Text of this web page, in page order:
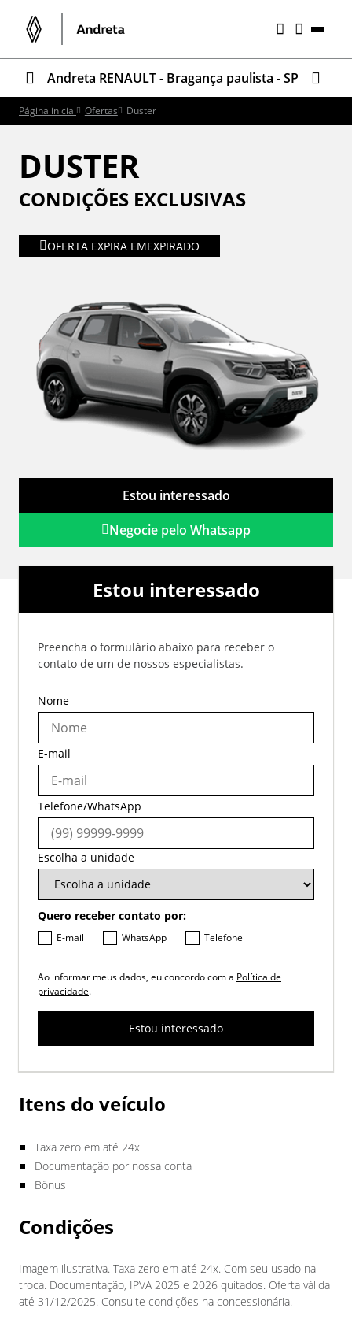
Andreta RENAULT - Bragança paulista - SP
Página inicial Ofertas Duster
DUSTER
CONDIÇÕES EXCLUSIVAS
OFERTA EXPIRA EMEXPIRADO
Estou interessado
Negocie pelo Whatsapp
Estou interessado
Preencha o formulário abaixo para receber o
contato de um de nossos especialistas.
Nome
E-mail
Telefone/WhatsApp
Escolha a unidade
Quero receber contato por:
E-mail WhatsApp Telefone
Ao informar meus dados, eu concordo com a Política de
privacidade.
Estou interessado
Itens do veículo
Taxa zero em até 24x
Documentação por nossa conta
Bônus
Condições
Imagem ilustrativa. Taxa zero em até 24x. Com seu usado na
troca. Documentação, IPVA 2025 e 2026 quitados. Oferta válida
até 31/12/2025. Consulte condições na concessionária.